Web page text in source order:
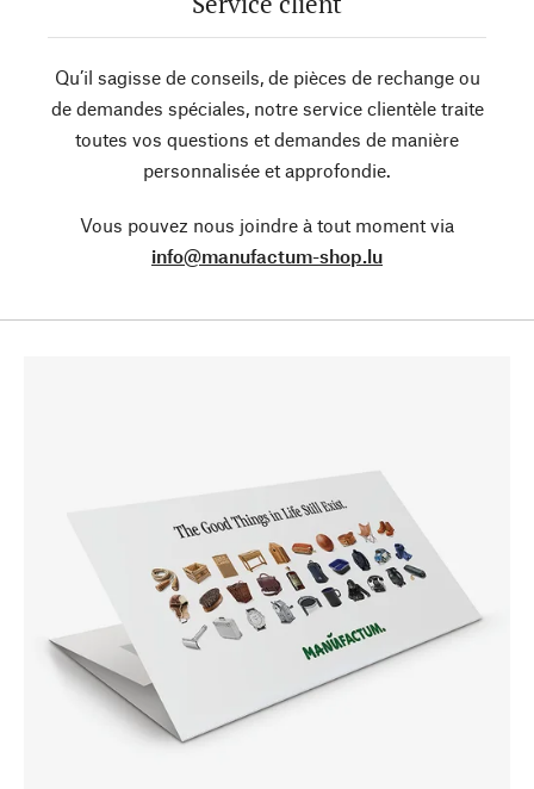
Qu’il sagisse de conseils, de pièces de rechange ou
de demandes spéciales, notre service clientèle traite
toutes vos questions et demandes de manière
personnalisée et approfondie.
Vous pouvez nous joindre à tout moment via
info@manufactum-shop.lu